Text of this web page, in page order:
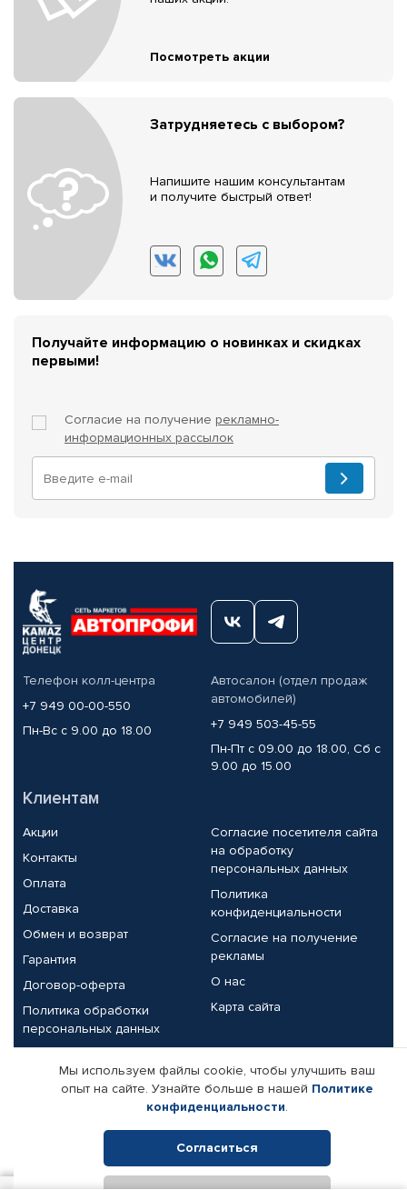
Посмотреть акции
Затрудняетесь с выбором?
Напишите нашим консультантам
и получите быстрый ответ!
Получайте информацию о новинках и скидках
первыми!
Согласие на получение рекламно-
информационных рассылок
Телефон колл-центра
+7 949 00-00-550
Пн-Вс с 9.00 до 18.00
Автосалон (отдел продаж
автомобилей)
+7 949 503-45-55
Пн-Пт с 09.00 до 18.00, Сб с
9.00 до 15.00
Клиентам
Акции
Контакты
Оплата
Доставка
Обмен и возврат
Гарантия
Договор-оферта
Политика обработки
персональных данных
Согласие посетителя сайта
на обработку
персональных данных
Политика
конфиденциальности
Согласие на получение
рекламы
О нас
Карта сайта
Партнерам
Корпоративным клиентам
Поставщикам
Реквизиты компании
Мы используем файлы cookie, чтобы улучшить ваш
опыт на сайте. Узнайте больше в нашей Политике
конфиденциальности.
Согласиться